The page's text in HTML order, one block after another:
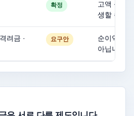
확정
고액 성과
생할 수 있
려금 ·
요구안
순이익 연
아닙니다.